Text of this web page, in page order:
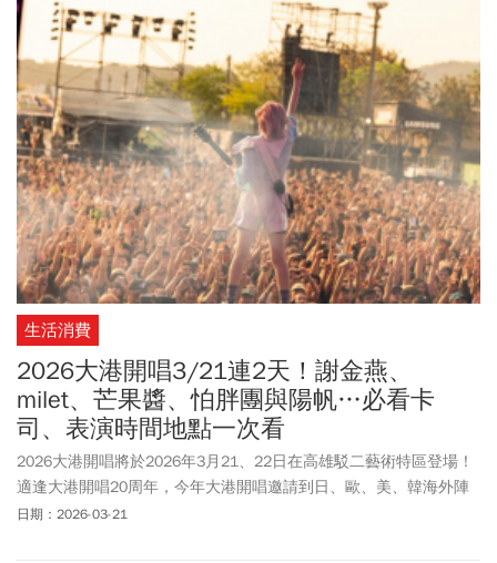
生活消費
2026大港開唱3/21連2天！謝金燕、
milet、芒果醬、怕胖團與陽帆…必看卡
司、表演時間地點一次看
2026大港開唱將於2026年3月21、22日在高雄駁二藝術特區登場！
適逢大港開唱20周年，今年大港開唱邀請到日、歐、美、韓海外陣
容，包含最受矚目的《孤獨搖滾！》動畫衍生的真人團體「團結
日期：2026-03-21